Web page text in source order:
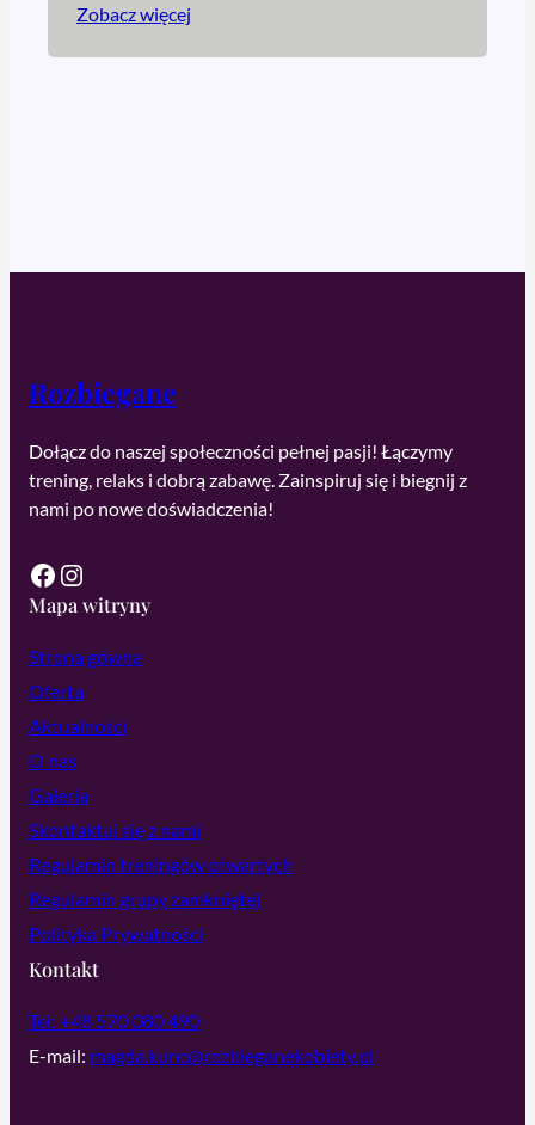
Zobacz więcej
Rozbiegane
Dołącz do naszej społeczności pełnej pasji! Łączymy
trening, relaks i dobrą zabawę. Zainspiruj się i biegnij z
nami po nowe doświadczenia!
Facebook Instagram
Mapa witryny
Strona gówna
Oferta
Aktualności
O nas
Galeria
Skontaktuj się z nami
Regulamin treningów otwartych
Regulamin grupy zamkniętej
Polityka Prywatności
Kontakt
Tel: +48 570 080 490
E-mail: magda.kunc@rozbieganekobiety.pl